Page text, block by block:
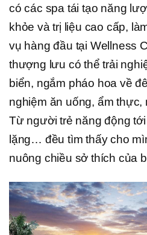
có các spa tái tạo năng
khỏe và trị liệu cao cấp,
vụ hàng đầu tại Wellness
thượng lưu có thể trải
biển, ngắm pháo hoa về
nghiệm ăn uống, ẩm
Từ người trẻ năng động
lặng… đều tìm thấy cho
nuông chiều sở thích của